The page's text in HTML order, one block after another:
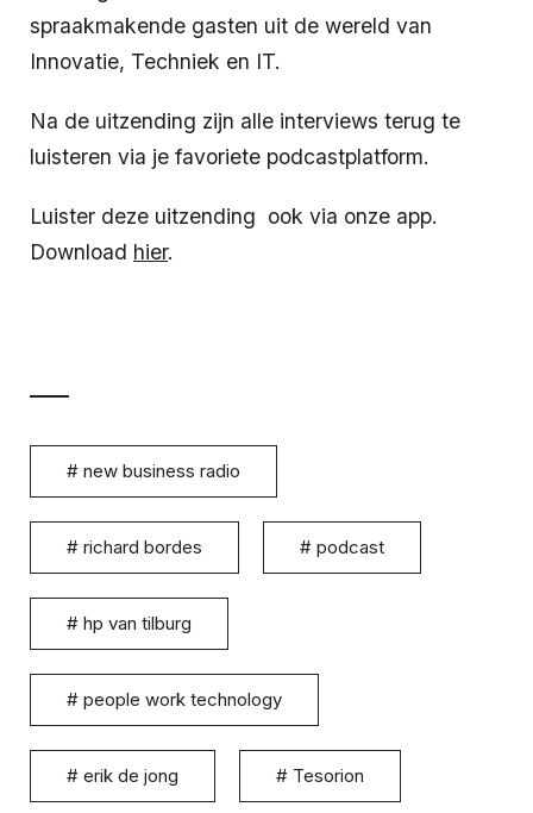
spraakmakende gasten uit de wereld van
Innovatie, Techniek en IT.
Na de uitzending zijn alle interviews terug te
luisteren via je favoriete podcastplatform.
Luister deze uitzending ook via onze app.
Download hier.
# new business radio
# richard bordes # podcast
# hp van tilburg
# people work technology
# erik de jong # Tesorion